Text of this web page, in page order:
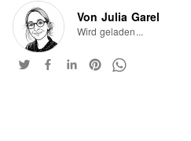
Von Julia Garel
Wird geladen...